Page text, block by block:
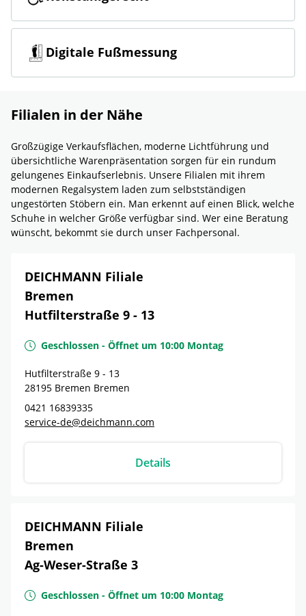
Digitale Fußmessung
Filialen in der Nähe
Großzügige Verkaufsflächen, moderne Lichtführung und
übersichtliche Warenpräsentation sorgen für ein rundum
gelungenes Einkaufserlebnis. Unsere Filialen mit ihrem
modernen Regalsystem laden zum selbstständigen
ungestörten Stöbern ein. Man erkennt auf einen Blick, welche
Schuhe in welcher Größe verfügbar sind. Wer eine Beratung
wünscht, bekommt sie durch unser Fachpersonal.
DEICHMANN Filiale
Bremen
Hutfilterstraße 9 - 13
Geschlossen - Öffnet um 10:00 Montag
Hutfilterstraße 9 - 13
28195 Bremen Bremen
0421 16839335
service-de@deichmann.com
Details
DEICHMANN Filiale
Bremen
Ag-Weser-Straße 3
Geschlossen - Öffnet um 10:00 Montag